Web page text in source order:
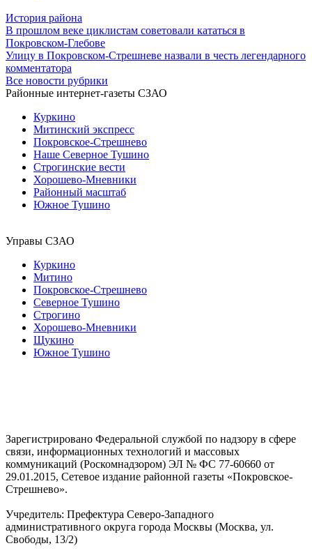
История района
В прошлом веке циклистам советовали кататься в
Покровском-Глебове
Улицу в Покровском-Стрешневе назвали в честь легендарного
комментатора
Все новости рубрики
Районные интернет-газеты СЗАО
Куркино
Митинский экспресс
Покровское-Стрешнево
Наше Северное Тушино
Строгинские вести
Хорошево-Мневники
Районный масштаб
Южное Тушино
Управы СЗАО
Куркино
Митино
Покровское-Стрешнево
Северное Тушино
Строгино
Хорошево-Мневники
Щукино
Южное Тушино
Зарегистрировано Федеральной службой по надзору в сфере
связи, информационных технологий и массовых
коммуникаций (Роскомнадзором) ЭЛ № ФС 77-60660 от
29.01.2015, Сетевое издание районной газеты «Покровское-
Стрешнево».
Учредитель: Префектура Северо-Западного
административного округа города Москвы (Москва, ул.
Свободы, 13/2)